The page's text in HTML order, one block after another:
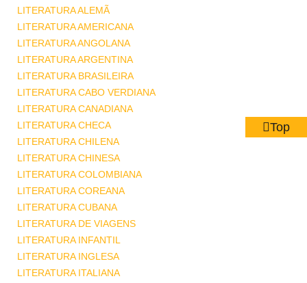
LITERATURA ALEMÃ
LITERATURA AMERICANA
LITERATURA ANGOLANA
LITERATURA ARGENTINA
LITERATURA BRASILEIRA
LITERATURA CABO VERDIANA
LITERATURA CANADIANA
LITERATURA CHECA
LITERATURA CHILENA
LITERATURA CHINESA
LITERATURA COLOMBIANA
LITERATURA COREANA
LITERATURA CUBANA
LITERATURA DE VIAGENS
LITERATURA INFANTIL
LITERATURA INGLESA
LITERATURA ITALIANA
Top